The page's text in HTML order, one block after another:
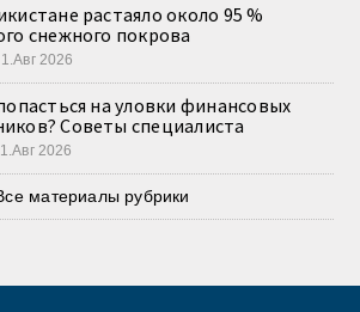
растаяло около 95 %
снежного покрова
2026
на уловки финансовых
Советы специалиста
2026
материалы рубрики